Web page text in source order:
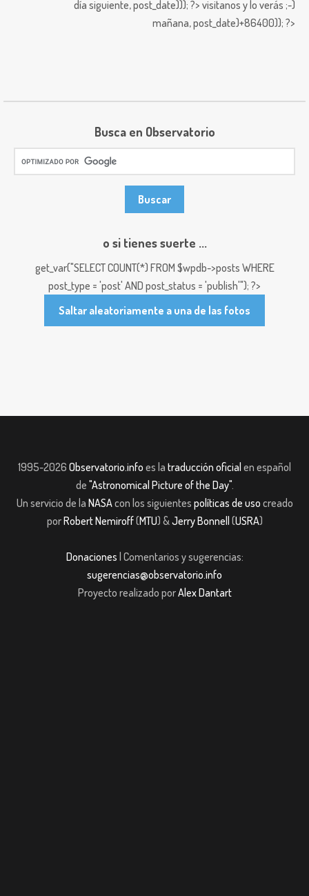
día siguiente,post_date))); ?> visitanos y lo verás ;-)
mañana,post_date)+86400)); ?>
Busca en Observatorio
o si tienes suerte ...
get_var("SELECT COUNT(*) FROM $wpdb->posts WHERE
post_type = 'post' AND post_status = 'publish'"); ?>
Saltar aleatoriamente a una de las fotos
1995-2026 Observatorio.info es la traducción oficial en español
de "Astronomical Picture of the Day".
Un servicio de la NASAcon los siguientes políticas de uso creado
porRobert Nemiroff(MTU) &Jerry Bonnell (USRA)
Donaciones | Comentarios y sugerencias:
sugerencias@observatorio.info
Proyecto realizado porAlex Dantart